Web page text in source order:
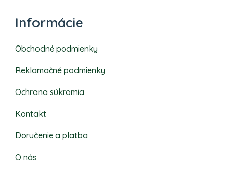
Informácie
Obchodné podmienky
Reklamačné podmienky
Ochrana súkromia
Kontakt
Doručenie a platba
O nás